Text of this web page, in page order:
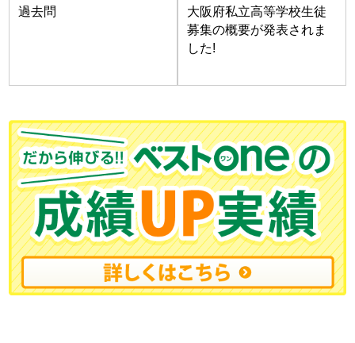
過去問
大阪府私立高等学校生徒
募集の概要が発表されま
した!